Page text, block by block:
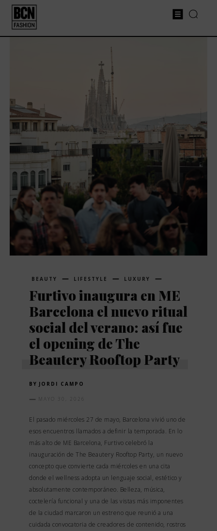
BEAUTY LIFESTYLE LUXURY
Furtivo inaugura en ME
Barcelona el nuevo ritual
social del verano: así fue
el opening de The
Beautery Rooftop Party
BY JORDI CAMPO
MAYO 30, 2026
El pasado miércoles 27 de mayo, Barcelona vivió uno de
esos encuentros llamados a definir la temporada. En lo
más alto de ME Barcelona, Furtivo celebró la
inauguración de The Beautery Rooftop Party, un nuevo
concepto que convierte cada miércoles en una cita
donde el wellness adopta un lenguaje social, estético y
absolutamente contemporáneo. Belleza, música,
coctelería funcional y una de las vistas más imponentes
de la ciudad marcaron un estreno que reunió a una
cuidada convocatoria de creadores de contenido, rostros